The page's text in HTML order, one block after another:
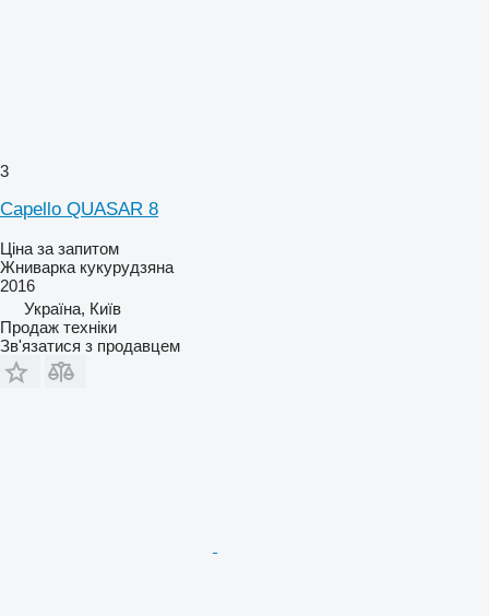
3
Capello QUASAR 8
Ціна за запитом
Жниварка кукурудзяна
2016
Україна, Київ
Продаж техніки
Зв'язатися з продавцем